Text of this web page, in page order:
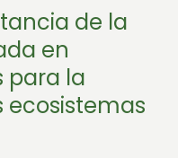
de la
en
para la
ecosistemas